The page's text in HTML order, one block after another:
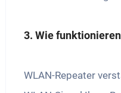
3. Wie
WLAN-Repeater